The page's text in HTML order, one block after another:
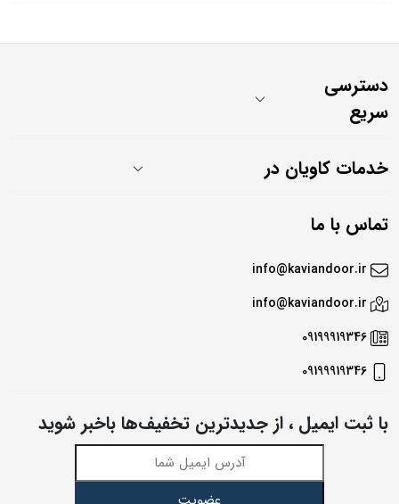
دسترسی
سریع
خدمات کاویان در
تماس با ما
info@kaviandoor.ir
info@kaviandoor.ir
09199919346
09199919346
با ثبت ایمیل ، از جدید‌ترین تخفیف‌ها با‌خبر شوید